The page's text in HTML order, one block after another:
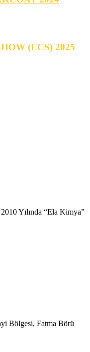
(ECS) 2025
Yılında “Ela Kimya”
Bölgesi, Fatma Börü